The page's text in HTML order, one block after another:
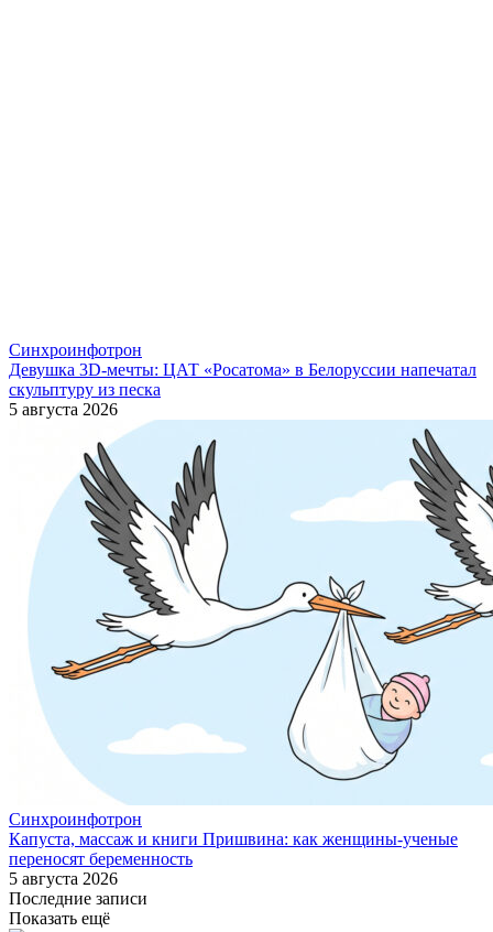
Синхроинфотрон
Девушка 3D-мечты: ЦАТ «Росатома» в Белоруссии напечатал
скульптуру из песка
5 августа 2026
Синхроинфотрон
Капуста, массаж и книги Пришвина: как женщины-ученые
переносят беременность
5 августа 2026
Последние записи
Показать ещё